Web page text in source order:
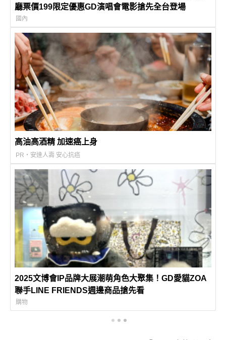
廳票價199限定優惠GD演唱會電影搶先全台登場
國內
高油高酒精 加速癌上身
PR・安達人壽 安心抗癌
2025文博會IP品牌大展潮萌角色大聚集！GD愛貓ZOA
聯手LINE FRIENDS週邊商品搶先看
購物